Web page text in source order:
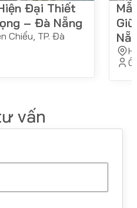
Đại Thiết
– Đà Nẵng
Chiểu, TP. Đà
vấn